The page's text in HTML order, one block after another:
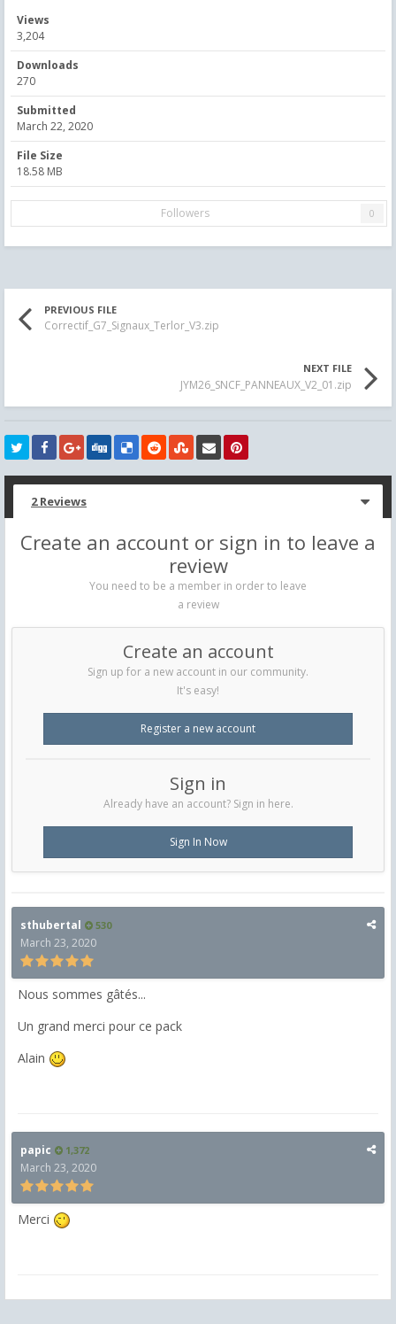
Views
3,204
Downloads
270
Submitted
March 22, 2020
File Size
18.58 MB
Followers 0
PREVIOUS FILE
Correctif_G7_Signaux_Terlor_V3.zip
NEXT FILE
JYM26_SNCF_PANNEAUX_V2_01.zip
2 Reviews
Create an account or sign in to leave a
review
You need to be a member in order to leave
a review
Create an account
Sign up for a new account in our community.
It's easy!
Register a new account
Sign in
Already have an account? Sign in here.
Sign In Now
sthubertal 530
March 23, 2020
Nous sommes gâtés...
Un grand merci pour ce pack
Alain
papic 1,372
March 23, 2020
Merci